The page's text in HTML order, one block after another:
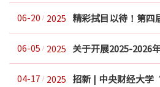
06-20 2025
06-05 2025
04-17 2025